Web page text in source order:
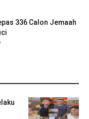
336 Calon Jemaah